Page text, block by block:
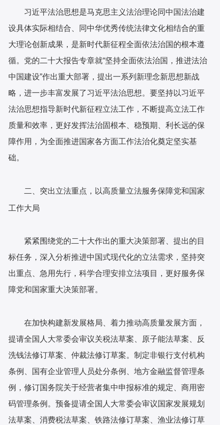
习近平法治思想是马克思主义法治理论同中国法治建
设具体实际相结合、同中华优秀传统法律文化相结合的重
大理论创新成果，是新时代新征程全面依法治国的根本遵
循。党的二十大报告专章就“坚持全面依法治国，推进法治
中国建设”作出重大部署，提出一系列新理念新思想新战
略，进一步丰富发展了习近平法治思想。要坚持以习近平
法治思想指导新时代新征程立法工作，不断提高立法工作
质量和效率，更好发挥法治固根本、稳预期、利长远的保
障作用，为全面推进国家各方面工作法治化奠定坚实基
础。
二、突出立法重点，以高质量立法服务保障党和国家
工作大局
紧紧围绕党的二十大作出的重大决策部署、提出的目
标任务，深入分析推进中国式现代化的立法需求，坚持突
出重点、急用先行，科学合理安排立法项目，更好服务保
障党和国家重大决策部署。
在加快构建新发展格局、着力推动高质量发展方面，
提请全国人大常委会审议关税法草案、原子能法草案、反
洗钱法修订草案、仲裁法修订草案。制定非银行支付机构
条例、国有企业管理人员处分条例、地方金融监督管理条
例，修订国务院关于经营者集中申报标准的规定、商用密
码管理条例。预备提请全国人大常委会审议国家发展规划
法草案、消费税法草案、铁路法修订草案、渔业法修订草